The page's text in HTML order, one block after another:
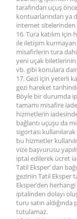
tarafından uçuş
kontuarlarından ya
internet sitelerinden
16. Tura katılım
ile iletişim
misafirlerin tura
yeni uçak
vb. gibi konulara
17. Gezi için yeterli
gezi hareket
Böyle bir durumda
tamamı misafire
hizmetlerin
bağlantı uçuşu da
sigortası
bu hizmetler
vize başvurusu
iptal edilerek ücret
Tatil Eksper’ dan
gezinin Tatil Eksper
Eksper’den
iptalinden dolayı
turu satın
tutulamaz.